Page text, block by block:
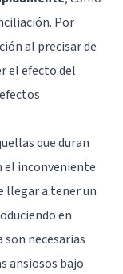
Por
al precisar de
el efecto del
que duran
el inconveniente
llegar a tener un
en
necesarias
ansiosos bajo